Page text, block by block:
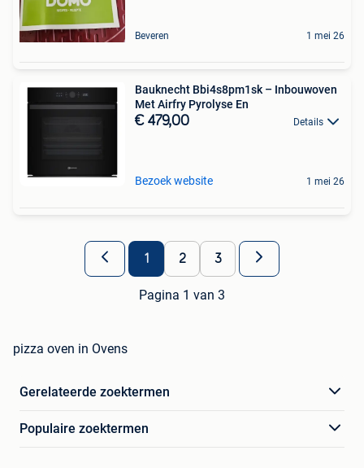
Beveren 1 mei 26
Bauknecht Bbi4s8pm1sk – Inbouwoven
Met Airfry Pyrolyse En
€ 479,00 Details
Bezoek website 1 mei 26
1 2 3
Pagina 1 van 3
pizza oven in Ovens
Gerelateerde zoektermen
Populaire zoektermen